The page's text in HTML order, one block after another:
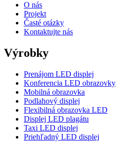
O nás
Projekt
Časté otázky
Kontaktujte nás
Výrobky
Prenájom LED displej
Konferencia LED obrazovky
Mobilná obrazovka
Podlahový displej
Flexibilná obrazovka LED
Displej LED plagátu
Taxi LED displej
Priehľadný LED displej